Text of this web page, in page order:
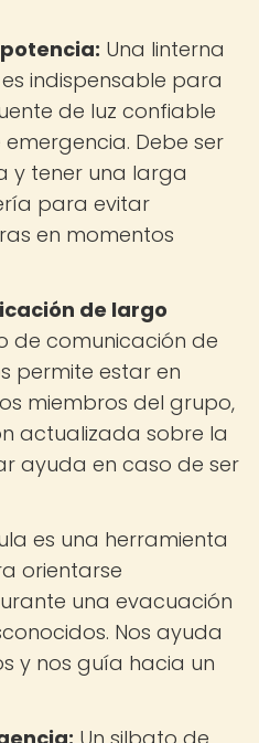
Una linterna
indispensable para
de luz confiable
Debe ser
y tener una larga
para evitar
en momentos
de largo
de comunicación de
permite estar en
miembros del grupo,
actualizada sobre la
ayuda en caso de ser
es una herramienta
orientarse
una evacuación
Nos ayuda
y nos guía hacia un